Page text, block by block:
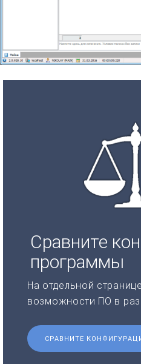
Сравните
программы
На отдельной
возможности ПО в
СРАВНИТЕ